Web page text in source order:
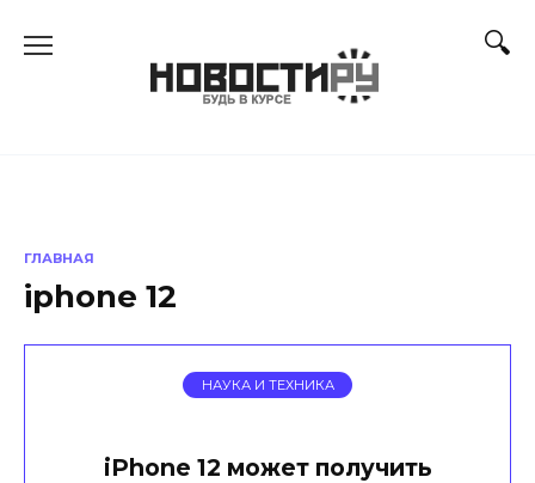
ГЛАВНАЯ
iphone 12
НАУКА И ТЕХНИКА
iPhone 12 может получить